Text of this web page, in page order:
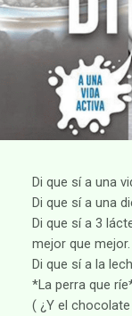
Di que sí a una
Di que sí a una
Di que sí a 3
mejor que mejor.
Di que sí a la
*La perra que
( ¿Y el